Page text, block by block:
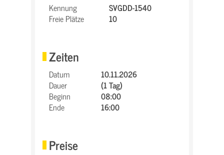
Kennung
SVGDD-1540
Freie Plätze
10
Zeiten
Datum
10.11.2026
Dauer
(1 Tag)
Beginn
08:00
Ende
16:00
Preise